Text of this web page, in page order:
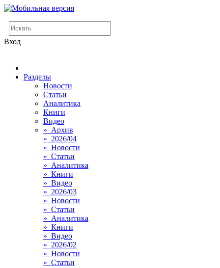
Вход
Разделы
Новости
Статьи
Аналитика
Книги
Видео
» Архив
» 2026/04
» Новости
» Статьи
» Аналитика
» Книги
» Видео
» 2026/03
» Новости
» Статьи
» Аналитика
» Книги
» Видео
» 2026/02
» Новости
» Статьи